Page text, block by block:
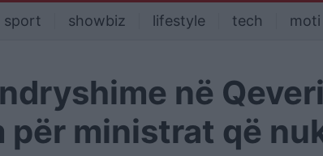
sport showbiz lifestyle tech moti
në
për ministrat që